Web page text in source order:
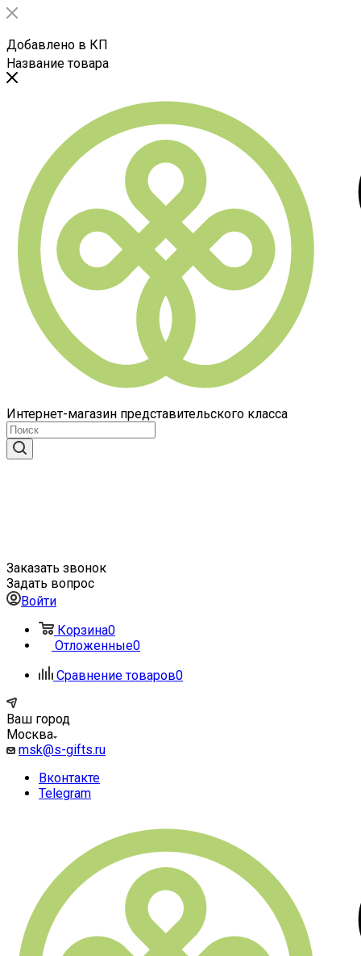
Добавлено в КП
Название товара
Интернет-магазин представительского класса
Заказать звонок
Задать вопрос
Войти
Корзина0
Отложенные0
Сравнение товаров0
Ваш город
Москва
msk@s-gifts.ru
Вконтакте
Telegram